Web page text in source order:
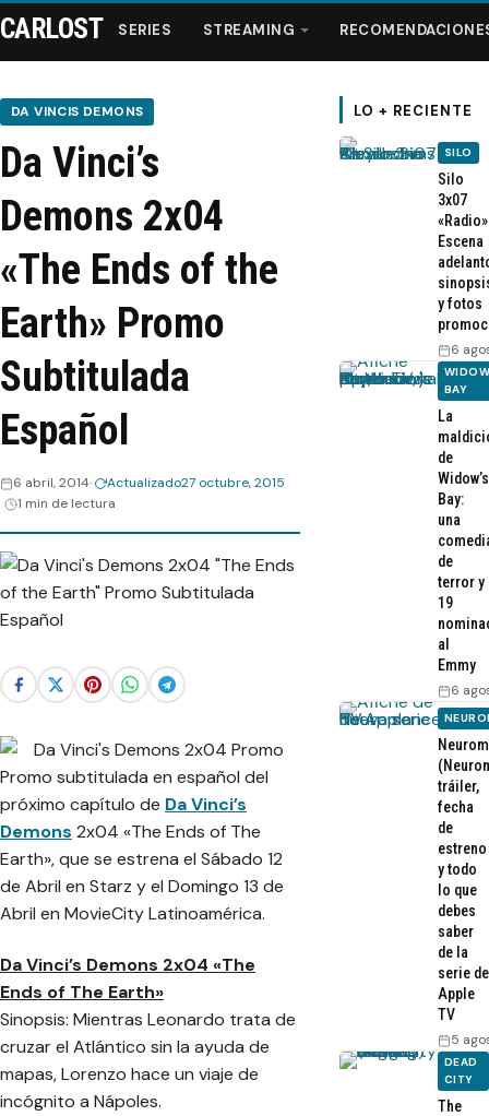
Series
Streaming
Recomendaciones
CARLOST SERIES STREAMING
DA VINCIS DEMONS
Da Vinci’s
Demons 2x04
«The Ends of the
Earth» Promo
Subtitulada
Español
6 abril, 2014 Actualizado27 octubre, 2015
1 min de lectura
Promo subtitulada en español del
próximo capítulo de Da Vinci’s
Demons 2x04 «The Ends of The
Earth», que se estrena el Sábado 12
de Abril en Starz y el Domingo 13 de
Abril en MovieCity Latinoamérica.
Da Vinci’s Demons 2x04 «The
Ends of The Earth»
Sinopsis: Mientras Leonardo trata de
cruzar el Atlántico sin la ayuda de
mapas, Lorenzo hace un viaje de
incógnito a Nápoles.
LO + RECIENTE
SILO
Silo
3x07
Escena
y fotos
6
BAY
La
de
Widow’s
Bay:
una
de
terror y
19
al
Emmy
6
tráiler,
fecha
de
estreno
y todo
lo que
debes
saber
de la
serie de
Apple
TV
5
DEAD
CITY
The